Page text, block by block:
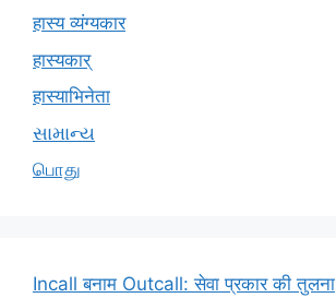
हास्य व्यंग्यकार
हास्यकार्
हास्याभिनेता
સામાન્ય
பொது
Incall बनाम Outcall: सेवा प्रकार की तुलना